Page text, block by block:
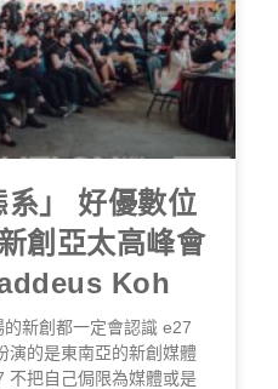
」 好優數位
創亞太高峰會
Koh
新創都一定會認識 e27
演的是東南亞的新創媒體
不把自己侷限為媒體或是